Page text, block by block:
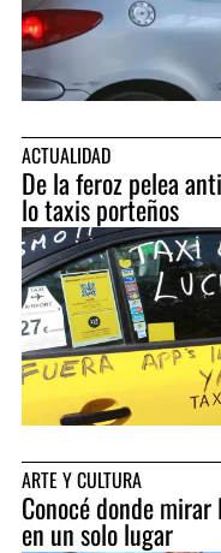
ACTUALIDAD
De la feroz pelea
lo taxis porteños
ARTE Y CULTURA
Conocé donde
en un solo lugar